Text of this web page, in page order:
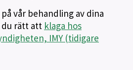
vår behandling av dina
du rätt att klaga hos
IMY (tidigare